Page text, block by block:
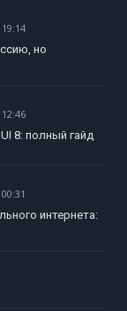
но
8: полный гайд
интернета: